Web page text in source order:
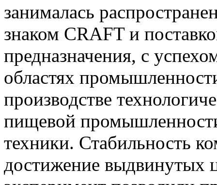
занималась
знаком CRAFT и
предназначения, с
областях
производстве
пищевой
техники. Стабильность
достижение выдвинутых